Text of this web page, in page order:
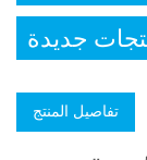
جديدة
تفاصيل المنتج